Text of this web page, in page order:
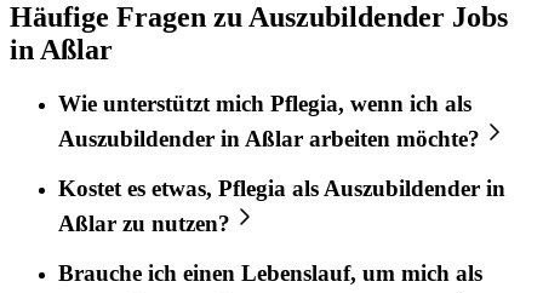
Häufige Fragen zu Auszubildender Jobs
in Aßlar
Wie unterstützt mich Pflegia, wenn ich als
Auszubildender inAßlar arbeiten möchte?
Kostet es etwas, Pflegia als Auszubildender in
Aßlar zu nutzen?
Brauche ich einen Lebenslauf, um mich als